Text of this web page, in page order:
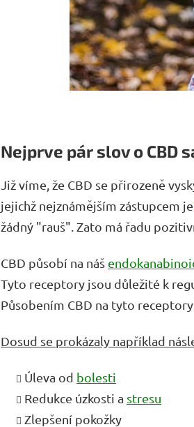
Nejprve pár slov o CBD
Již víme, že CBD se přirozeně
jejichž nejznámějším zástupcem je
žádný "rauš". Zato má řadu
CBD působí na náš
Tyto receptory jsou důležité k
Působením CBD na tyto
Dosud se prokázaly například
Úleva od bolesti
Redukce úzkosti a stresu
Zlepšení pokožky